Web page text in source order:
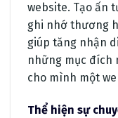
website. Tạo ấn
ghi nhớ thương
giúp tăng nhận
những mục đích
cho mình một
Thể hiện sự